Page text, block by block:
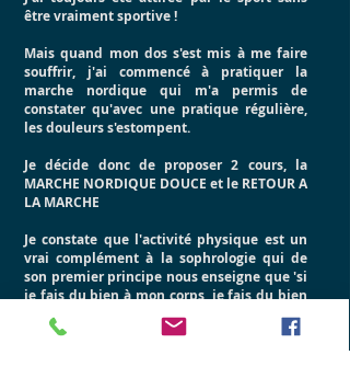
être vraiment sportive !
Mais quand mon dos s'est mis à me faire
souffrir, j'ai commencé à pratiquer la
marche nordique qui m'a permis de
constater qu'avec une pratique régulière,
les douleurs s'estompent.
Je décide donc de proposer 2 cours, la
MARCHE NORDIQUE DOUCE et le RETOUR A
LA MARCHE
Je constate que l'activité physique est un
vrai complément à la sophrologie qui de
son premier principe nous enseigne que 'si
je fais du bien à mon corps, je fais du bien
à ma tête' et vice versa.